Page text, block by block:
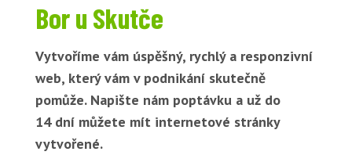
Bor u Skutče
Vytvoříme vám úspěšný, rychlý a responzivní
web, který vám v podnikání skutečně
pomůže. Napište nám poptávku a už do
14 dní můžete mít internetové stránky
vytvořené.